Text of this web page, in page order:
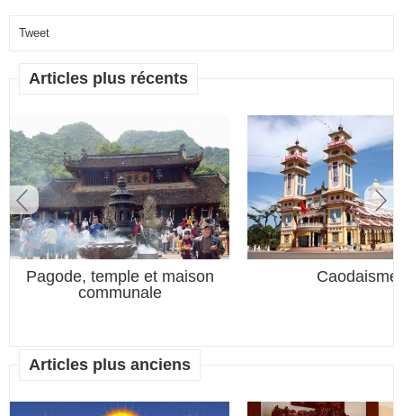
Tweet
Articles plus récents
Pagode, temple et maison
communale
Caodaisme
Articles plus anciens